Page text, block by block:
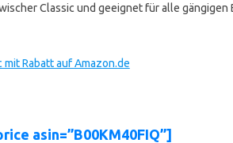
Classic und geeignet für alle gängigen
Rabatt auf Amazon.de
asin=”B00KM40FIQ”]